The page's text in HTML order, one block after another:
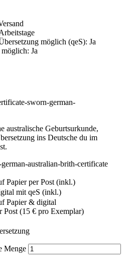
möglich (qeS): Ja
Ja
Papier per Post (inkl.)
mit qeS (inkl.)
Papier & digital
Post (15 € pro Exemplar)
Menge